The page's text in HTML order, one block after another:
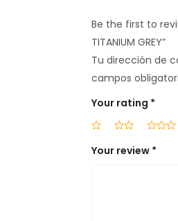
Be the first to
TITANIUM GREY”
Tu dirección de
campos
Your rating *
Your review *